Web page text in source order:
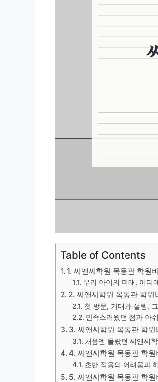
Table of Contents
1. 씨앤씨학원 목동관 학원
우리 아이의 미래, 어디
2. 씨앤씨학원 목동관 학원
첫 방문, 기대와 설렘,
만족스러웠던 점과 아
3. 씨앤씨학원 목동관 학
처음엔 몰랐던 씨앤씨
4. 씨앤씨학원 목동관 학
초반 적응의 어려움과
5. 씨앤씨학원 목동관 학